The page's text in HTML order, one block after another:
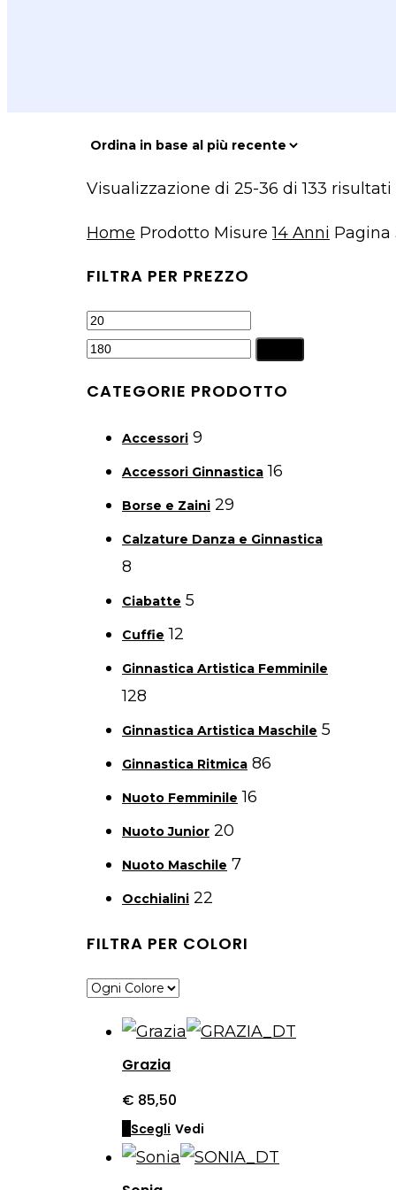
Visualizzazione di 25-36 di 133 risultati
Home Prodotto Misure 14 Anni Pagina
FILTRA PER PREZZO
Prezzo
Min
CATEGORIE PRODOTTO
Accessori 9
Accessori Ginnastica 16
Borse e Zaini 29
Calzature Danza e Ginnastica
8
Ciabatte 5
Cuffie 12
Ginnastica Artistica Femminile
128
Ginnastica Artistica Maschile 5
Ginnastica Ritmica 86
Nuoto Femminile 16
Nuoto Junior 20
Nuoto Maschile 7
Occhialini 22
FILTRA PER COLORI
Grazia
€ 85,50
Scegli Questo
prodotto
Vedi